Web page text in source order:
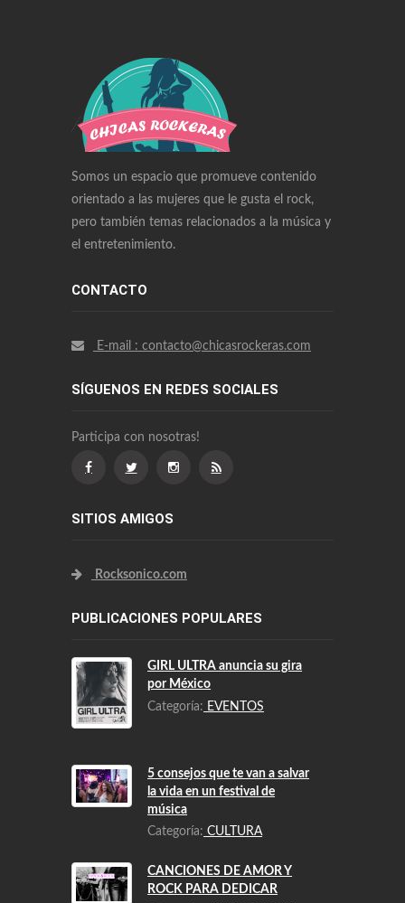
Somos un espacio que promueve contenido
orientado a las mujeres que le gusta el rock,
pero también temas relacionados a la música y
el entretenimiento.
CONTACTO
E-mail : contacto@chicasrockeras.com
SÍGUENOS EN REDES SOCIALES
Participa con nosotras!
SITIOS AMIGOS
Rocksonico.com
Swiss Replica Watches
Audemars Piguet Watches Replica
Rolex Watches Replica
Richard Mille Watches Replica
Omega Watches Replica
PUBLICACIONES POPULARES
GIRL ULTRA anuncia su gira
por México
Categoría:EVENTOS
5 consejos que te van a salvar
la vida en un festival de
música
Categoría:CULTURA
CANCIONES DE AMOR Y
ROCK PARA DEDICAR